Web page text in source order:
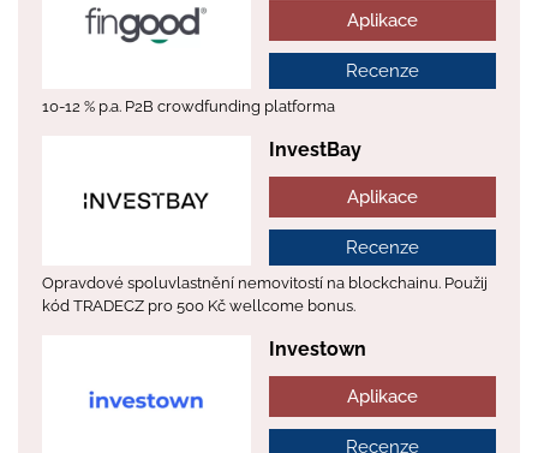
Aplikace
Recenze
10-12 % p.a. P2B crowdfunding platforma
InvestBay
Aplikace
Recenze
Opravdové spoluvlastnění nemovitostí na blockchainu. Použij
kód TRADECZ pro 500 Kč wellcome bonus.
Investown
Aplikace
Recenze